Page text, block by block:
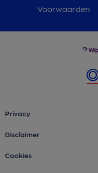
Voorwaarden
Privacy
Disclaimer
Cookies